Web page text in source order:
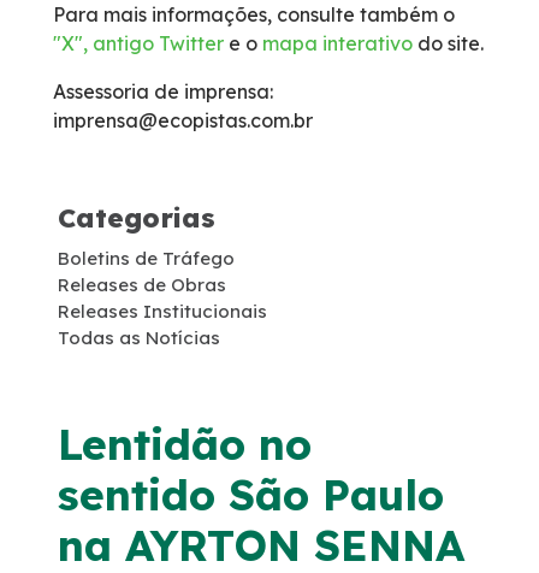
Faixa de Domínio
Links Úteis
Notícias
Sustentabilidade
Agenda
Projetos Socioambientais
Para mais informações, consulte também o
"X", antigo Twitter e o mapa interativo do site.
Assessoria de imprensa:
imprensa@ecopistas.com.br
Categorias
Boletins de Tráfego
Releases de Obras
Releases Institucionais
Todas as Notícias
Lentidão no
sentido São Paulo
na AYRTON SENNA